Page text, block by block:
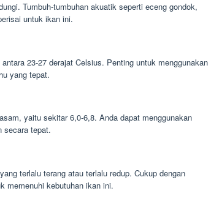
Tumbuh-tumbuhan akuatik seperti eceng gondok,
untuk ikan ini.
23-27 derajat Celsius. Penting untuk menggunakan
yang tepat.
yaitu sekitar 6,0-6,8. Anda dapat menggunakan
secara tepat.
terlalu terang atau terlalu redup. Cukup dengan
memenuhi kebutuhan ikan ini.